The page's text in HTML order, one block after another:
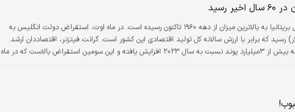
رسید
ایبنا: به گزارش دفتر آمار ملی، بدهی ملی بریتانیا به بالاترین میزان از دهه ۱۹۶۰ تاکنون رسیده است. در ماه اوت، استقراض دولت انگلیس به
(معادل ۱۸.۲میلیارد دلار) رسید که برابر با ارزش سالانه کل تولید اقتصادی این کشور است. گرانت فیتزنر، اقتصاددان ارشد
دفتر آمار ملی گفت: «بدهی در ماه گذشته بیش از ۳میلیارد پوند نسبت به سال ۲۰۲۳ افزایش یافته و این سومین استقراض بالاست که در ماه